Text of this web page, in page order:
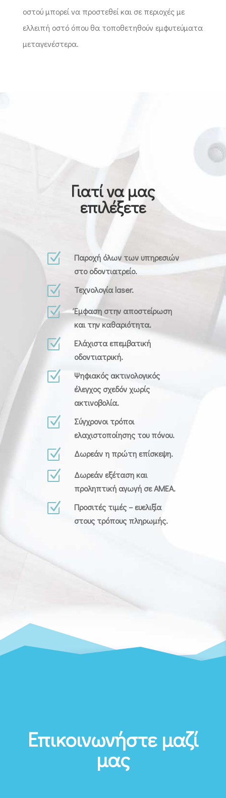
οστού μπορεί να προστεθεί και σε περιοχές με
ελλειπή οστό όπου θα τοποθετηθούν εμφυτεύματα
μεταγενέστερα.
Γιατί να μας
επιλέξετε
Z
Παροχή όλων των υπηρεσιών
στο οδοντιατρείο.
Z Τεχνολογία laser.
Z
Έμφαση στην αποστείρωση
και την καθαριότητα.
Z
Ελάχιστα επεμβατική
οδοντιατρική.
Z
Ψηφιακός ακτινολογικός
έλεγχος σχεδόν χωρίς
ακτινοβολία.
Z
Σύγχρονοι τρόποι
ελαχιστοποίησης του πόνου.
Z Δωρεάν η πρώτη επίσκεψη.
Z
Δωρεάν εξέταση και
προληπτική αγωγή σε ΑΜΕΑ.
Z
Προσιτές τιμές – ευελιξία
στους τρόπους πληρωμής.
Επικοινωνήστε μαζί
μας